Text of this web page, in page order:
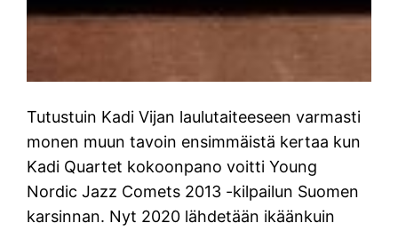
Tutustuin Kadi Vijan laulutaiteeseen varmasti
monen muun tavoin ensimmäistä kertaa kun
Kadi Quartet kokoonpano voitti Young
Nordic Jazz Comets 2013 -kilpailun Suomen
karsinnan. Nyt 2020 lähdetään ikäänkuin